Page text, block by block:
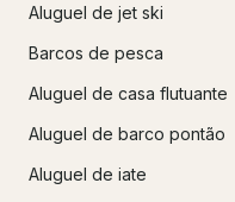
Aluguel de jet ski
Barcos de pesca
Aluguel de casa flutuante
Aluguel de barco pontão
Aluguel de iate